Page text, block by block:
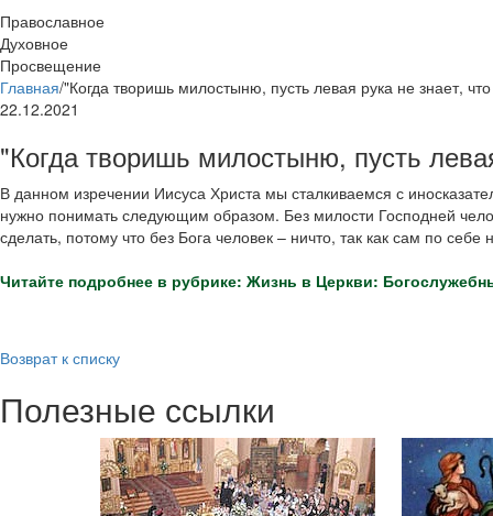
Православное
Духовное
Просвещение
Главная/"Когда творишь милостыню, пусть левая рука не знает,
22.12.2021
"Когда творишь милостыню, пусть
В данном изречении Иисуса Христа мы сталкиваемся с
нужно понимать следующим образом. Без милости Господней
сделать, потому что без Бога человек – ничто, так как сам по себе
Читайте подробнее в рубрике: Жизнь в Церкви:
Возврат к списку
Полезные ссылки